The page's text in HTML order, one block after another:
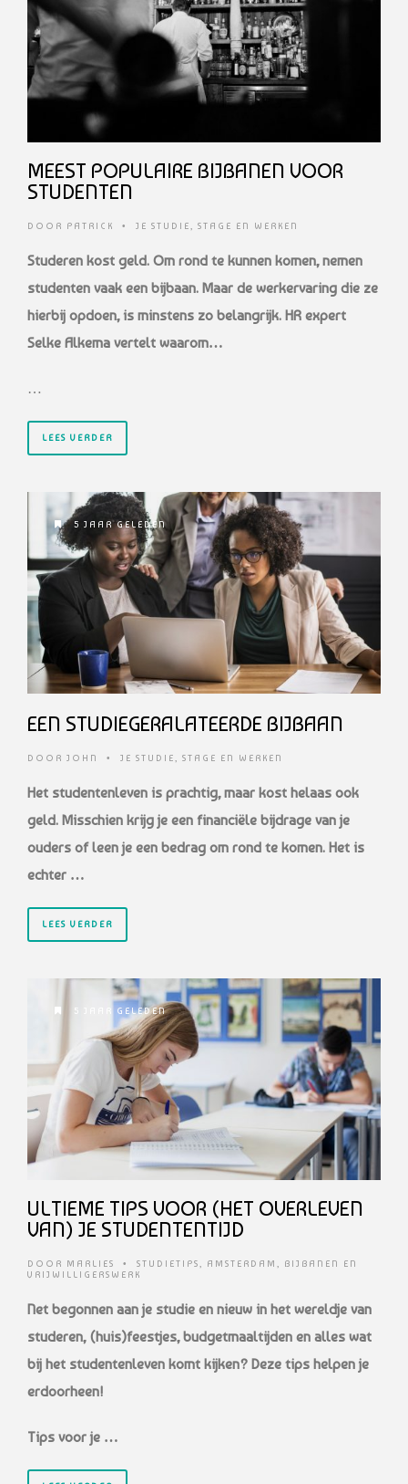
MEEST POPULAIRE BIJBANEN VOOR
STUDENTEN
DOOR PATRICK • JE STUDIE, STAGE EN WERKEN
Studeren kost geld. Om rond te kunnen komen, nemen
studenten vaak een bijbaan. Maar de werkervaring die ze
hierbij opdoen, is minstens zo belangrijk. HR expert
Selke Alkema vertelt waarom…
…
LEES VERDER
5 JAAR GELEDEN
EEN STUDIEGERALATEERDE BIJBAAN
DOOR JOHN • JE STUDIE, STAGE EN WERKEN
Het studentenleven is prachtig, maar kost helaas ook
geld. Misschien krijg je een financiële bijdrage van je
ouders of leen je een bedrag om rond te komen. Het is
echter …
LEES VERDER
5 JAAR GELEDEN
ULTIEME TIPS VOOR (HET OVERLEVEN
VAN) JE STUDENTENTIJD
DOOR MARLIES • STUDIETIPS, AMSTERDAM , BIJBANEN EN
VRIJWILLIGERSWERK
Net begonnen aan je studie en nieuw in het wereldje van
studeren, (huis)feestjes, budgetmaaltijden en alles wat
bij het studentenleven komt kijken? Deze tips helpen je
erdoorheen!
Tips voor je …